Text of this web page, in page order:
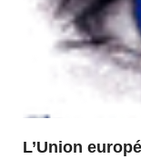
L’Union